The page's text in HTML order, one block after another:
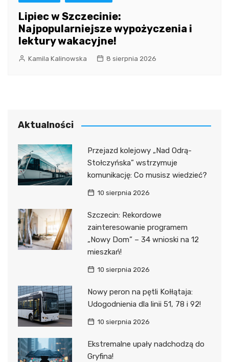
Lipiec w Szczecinie:
Najpopularniejsze wypożyczenia i
lektury wakacyjne!
Kamila Kalinowska 8 sierpnia 2026
Aktualności
Przejazd kolejowy „Nad Odrą-
Stołczyńska” wstrzymuje
komunikację: Co musisz wiedzieć?
10 sierpnia 2026
Szczecin: Rekordowe
zainteresowanie programem
„Nowy Dom” – 34 wnioski na 12
mieszkań!
10 sierpnia 2026
Nowy peron na pętli Kołłątaja:
Udogodnienia dla linii 51, 78 i 92!
10 sierpnia 2026
Ekstremalne upały nadchodzą do
Gryfina!